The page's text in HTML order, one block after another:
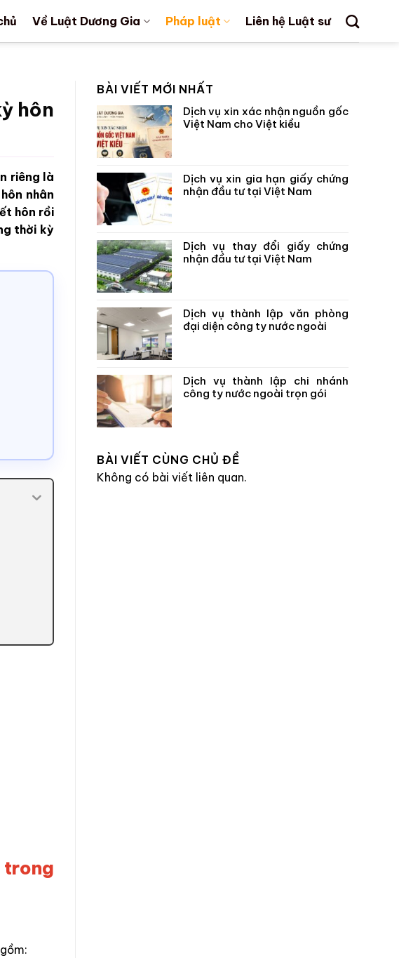
Về Luật Dương Gia Pháp luật Liên hệ Luật sư
hôn
riêng là
nhân
hôn rồi
thời kỳ
trong
BÀI VIẾT MỚI NHẤT
Dịch vụ xin xác nhận nguồn gốc
Việt Nam cho Việt kiều
Dịch vụ xin gia hạn giấy chứng
nhận đầu tư tại Việt Nam
Dịch vụ thay đổi giấy chứng
nhận đầu tư tại Việt Nam
Dịch vụ thành lập văn phòng
đại diện công ty nước ngoài
Dịch vụ thành lập chi nhánh
công ty nước ngoài trọn gói
BÀI VIẾT CÙNG CHỦ ĐỀ
Không có bài viết liên quan.